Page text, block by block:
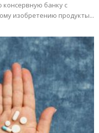
банку с
изобретению продукты...